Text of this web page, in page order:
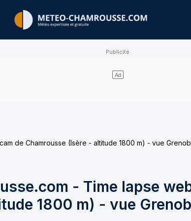
de Chamrousse (Isère - altitude 1800 m) - vue
- Time lapse
1800 m) - vue